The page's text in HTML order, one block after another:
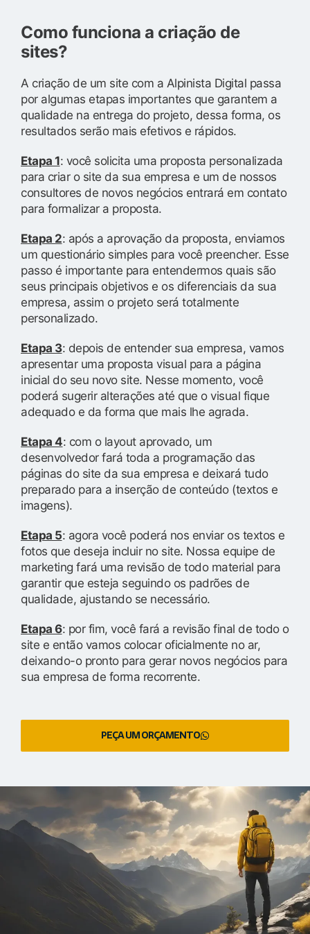
Como funciona a criação de
sites?
A criação de um site com a Alpinista Digital passa
por algumas etapas importantes que garantem a
qualidade na entrega do projeto, dessa forma, os
resultados serão mais efetivos e rápidos.
Etapa 1: você solicita uma proposta personalizada
para criar o site da sua empresa e um de nossos
consultores de novos negócios entrará em contato
para formalizar a proposta.
Etapa 2: após a aprovação da proposta, enviamos
um questionário simples para você preencher. Esse
passo é importante para entendermos quais são
seus principais objetivos e os diferenciais da sua
empresa, assim o projeto será totalmente
personalizado.
Etapa 3: depois de entender sua empresa, vamos
apresentar uma proposta visual para a página
inicial do seu novo site. Nesse momento, você
poderá sugerir alterações até que o visual fique
adequado e da forma que mais lhe agrada.
Etapa 4: com o layout aprovado, um
desenvolvedor fará toda a programação das
páginas do site da sua empresa e deixará tudo
preparado para a inserção de conteúdo (textos e
imagens).
Etapa 5: agora você poderá nos enviar os textos e
fotos que deseja incluir no site. Nossa equipe de
marketing fará uma revisão de todo material para
garantir que esteja seguindo os padrões de
qualidade, ajustando se necessário.
Etapa 6: por fim, você fará a revisão final de todo o
site e então vamos colocar oficialmente no ar,
deixando-o pronto para gerar novos negócios para
sua empresa de forma recorrente.
PEÇA UM ORÇAMENTO